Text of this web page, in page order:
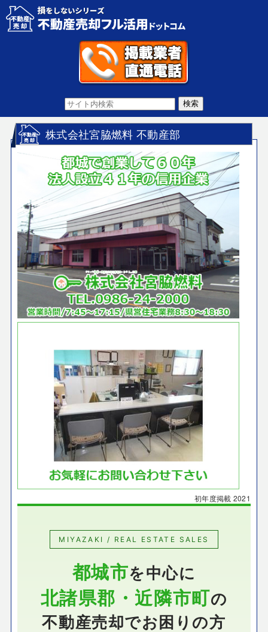
株式会社宮脇燃料 不動産部
初年度掲載 2021
MIYAZAKI / REAL ESTATE SALES
都城市を中心に
北諸県郡・近隣市町の
不動産売却でお困りの方